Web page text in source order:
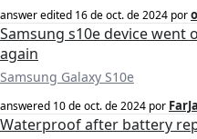
answer edited 16 de oct. de 2024 por
Samsung s10e device
again
Samsung Galaxy S10e
answered 10 de oct. de 2024 por
Waterproof after battery